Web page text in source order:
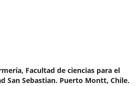
Facultad de ciencias para el
San Sebastian. Puerto Montt, Chile.